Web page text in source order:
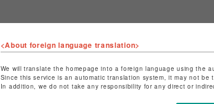
店舗名
特定商取引法など法令に
ショップお問い合わせは
<About foreign language translation>
We will translate the homepage into a foreign language using the
Since this service is an automatic translation system, it may not
In addition, we do not take any responsibility for any direct or